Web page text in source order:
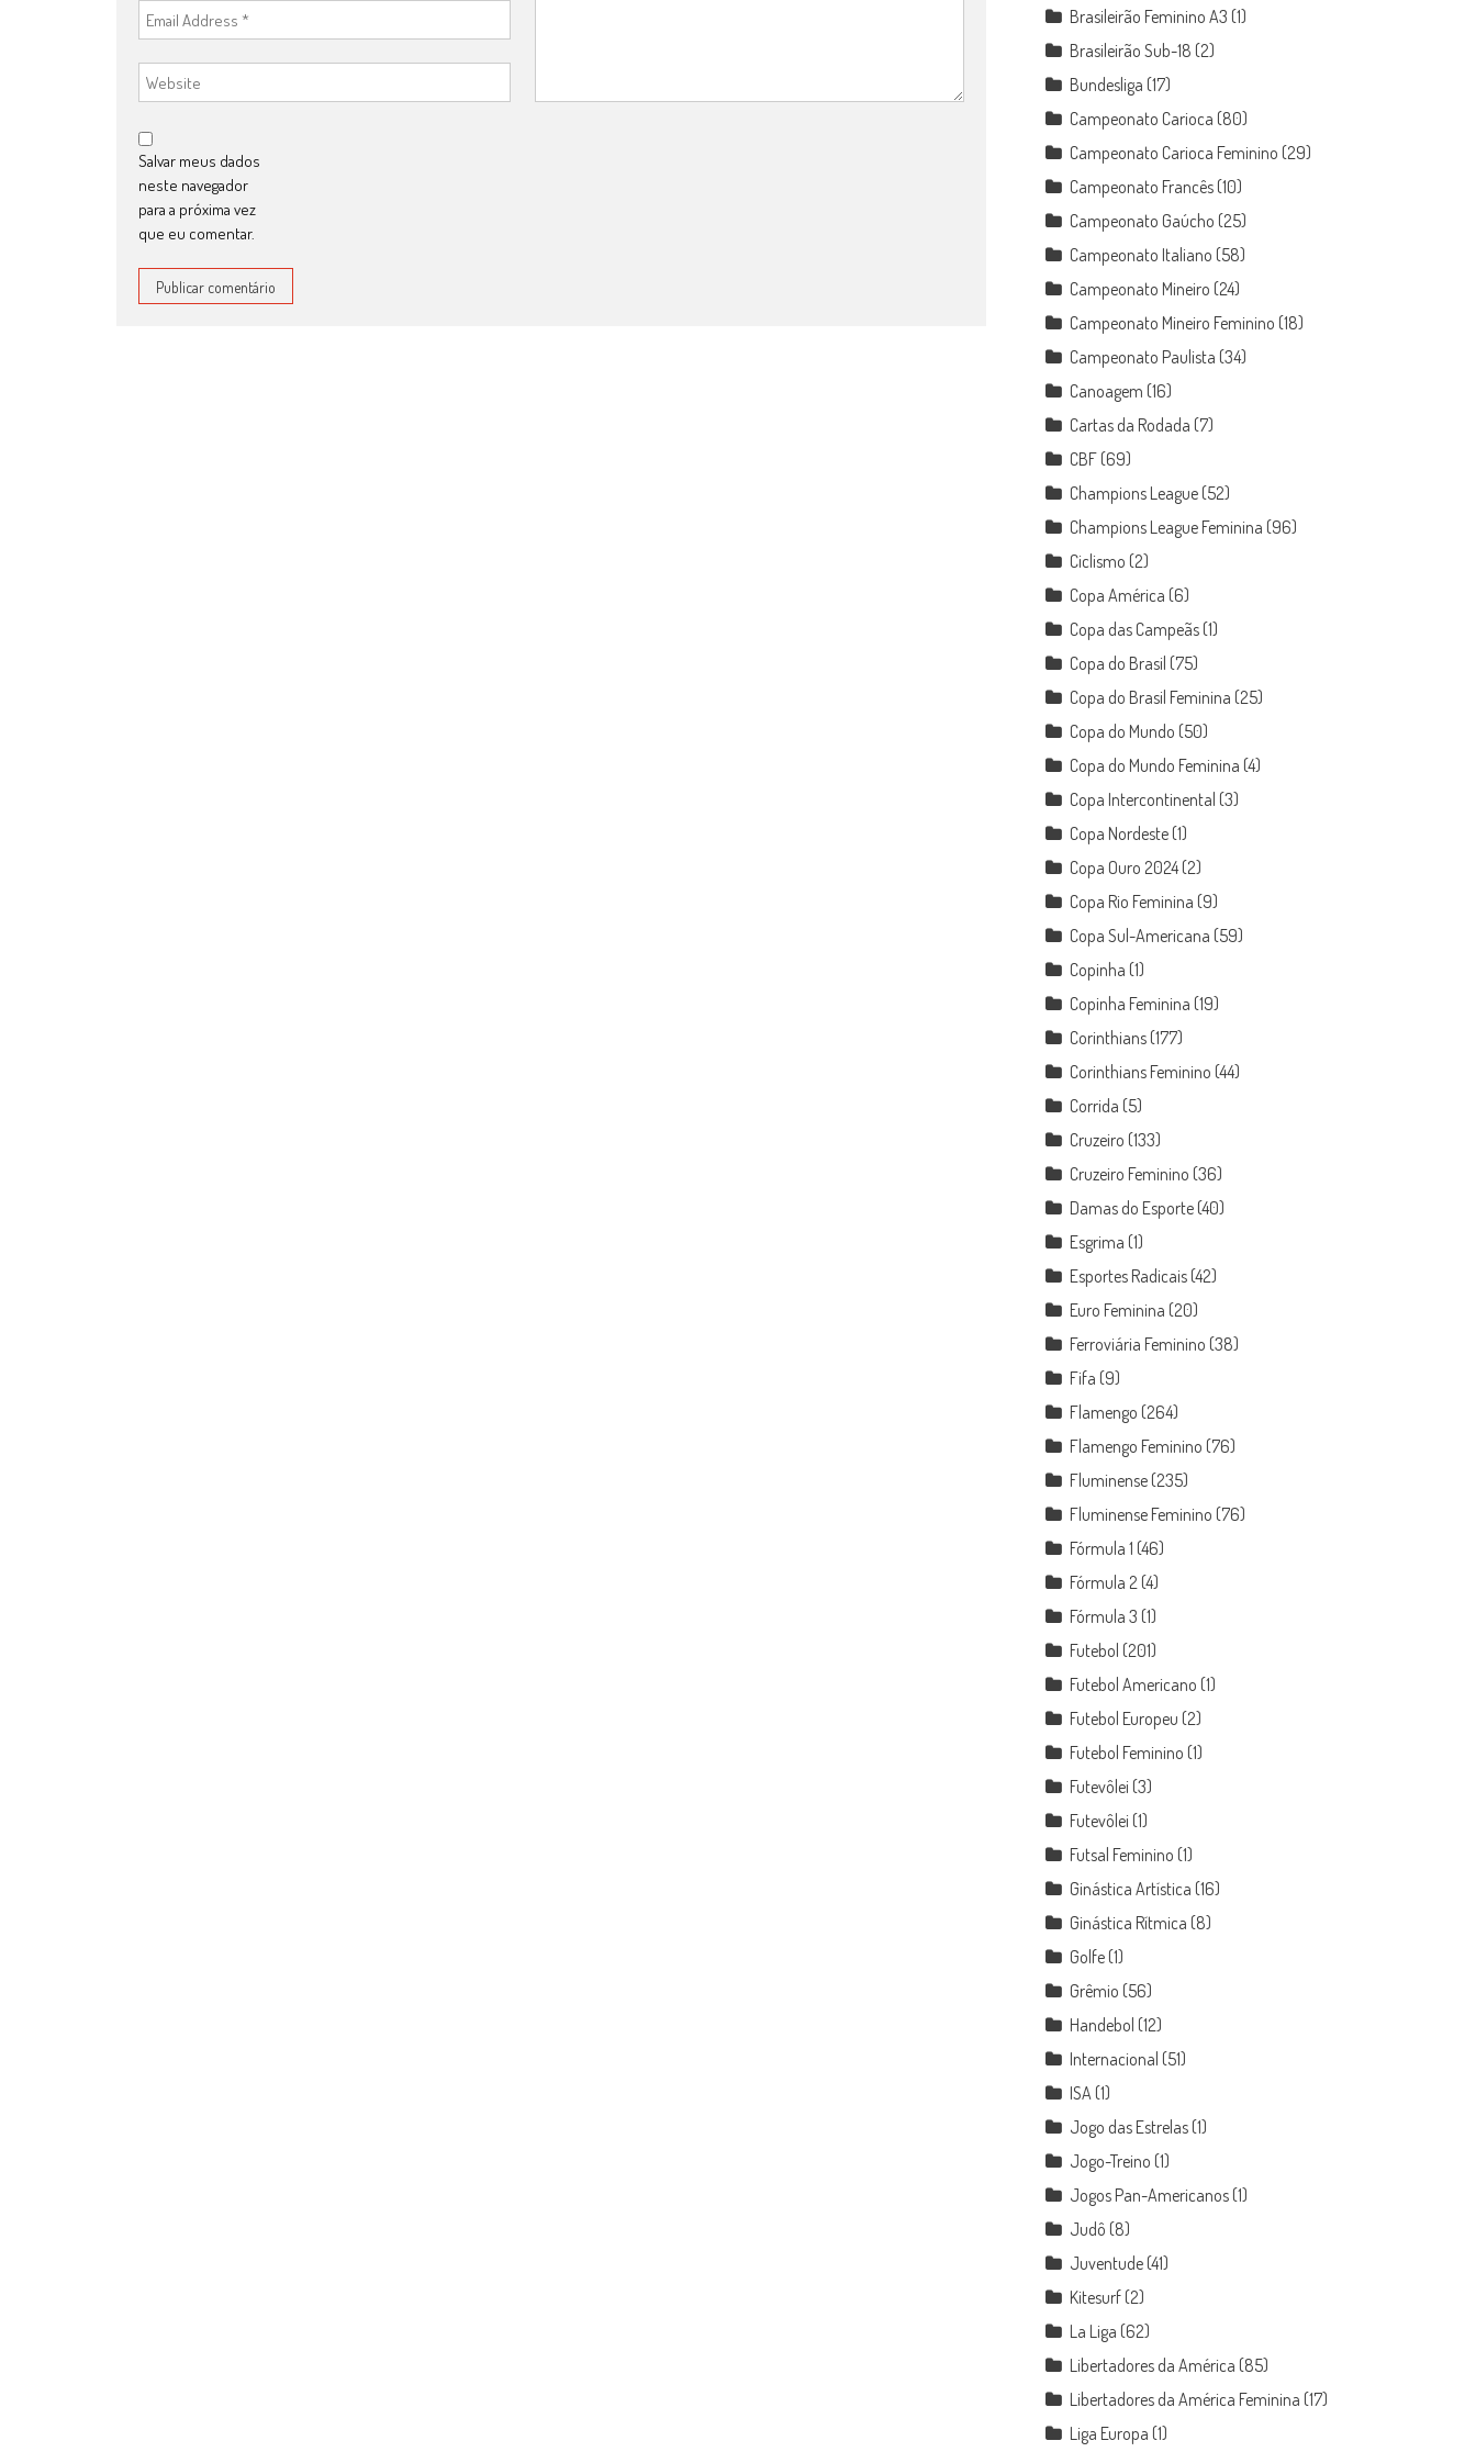
Salvar meus dados
neste navegador
para a próxima vez
que eu comentar.
Brasileirão Feminino A3 (1)
Brasileirão Sub-18 (2)
Bundesliga (17)
Campeonato Carioca (80)
Campeonato Carioca Feminino (29)
Campeonato Francês (10)
Campeonato Gaúcho (25)
Campeonato Italiano (58)
Campeonato Mineiro (24)
Campeonato Mineiro Feminino (18)
Campeonato Paulista (34)
Canoagem (16)
Cartas da Rodada (7)
CBF (69)
Champions League (52)
Champions League Feminina (96)
Ciclismo (2)
Copa América (6)
Copa das Campeãs (1)
Copa do Brasil (75)
Copa do Brasil Feminina (25)
Copa do Mundo (50)
Copa do Mundo Feminina (4)
Copa Intercontinental (3)
Copa Nordeste (1)
Copa Ouro 2024(2)
Copa Rio Feminina (9)
Copa Sul-Americana (59)
Copinha (1)
Copinha Feminina (19)
Corinthians (177)
Corinthians Feminino (44)
Corrida (5)
Cruzeiro (133)
Cruzeiro Feminino (36)
Damas do Esporte (40)
Esgrima (1)
Esportes Radicais (42)
Euro Feminina (20)
Ferroviária Feminino (38)
Fifa (9)
Flamengo (264)
Flamengo Feminino (76)
Fluminense (235)
Fluminense Feminino (76)
Fórmula 1 (46)
Fórmula 2 (4)
Fórmula 3 (1)
Futebol (201)
Futebol Americano (1)
Futebol Europeu (2)
Futebol Feminino (1)
Futevôlei (3)
Futevôlei (1)
Futsal Feminino (1)
Ginástica Artística (16)
Ginástica Rítmica (8)
Golfe (1)
Grêmio (56)
Handebol (12)
Internacional (51)
ISA (1)
Jogo das Estrelas (1)
Jogo-Treino (1)
Jogos Pan-Americanos (1)
Judô (8)
Juventude (41)
Kitesurf (2)
La Liga (62)
Libertadores da América (85)
Libertadores da América Feminina (17)
Liga Europa (1)